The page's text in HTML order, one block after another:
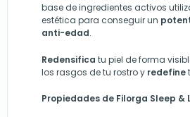
base de ingredientes activos
estética para conseguir un
anti-edad.
Redensifica tu piel de forma
los rasgos de tu rostro y redefine
Propiedades de Filorga Sleep &